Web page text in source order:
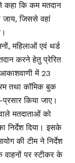
कहा कि कम मतदान
जाय, जिससे वहां
महिलाओं एवं थर्ड
करने हेतु प्रेरित
में 23
तथा कॉमिक बुक
किया जाए।
मतदाताओं को
निर्देश दिया। इसके
की टीम ने निर्देश
वाहनों पर स्टीकर के